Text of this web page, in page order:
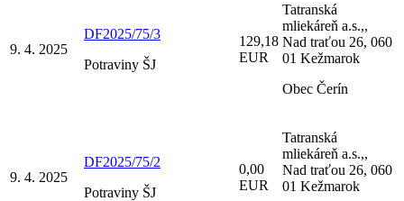
9. 4. 2025
DF2025/75/3
Potraviny ŠJ
129,18
EUR
Tatranská
mliekáreň a.s.,,
Nad traťou 26, 060
01 Kežmarok
Obec Čerín
9. 4. 2025
DF2025/75/2
Potraviny ŠJ
0,00
EUR
Tatranská
mliekáreň a.s.,,
Nad traťou 26, 060
01 Kežmarok